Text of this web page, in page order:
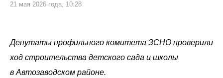
21 мая 2026 года, 10:28
Депутаты профильного комитета ЗСНО проверили
ход строительства детского сада и школы
в Автозаводском районе.